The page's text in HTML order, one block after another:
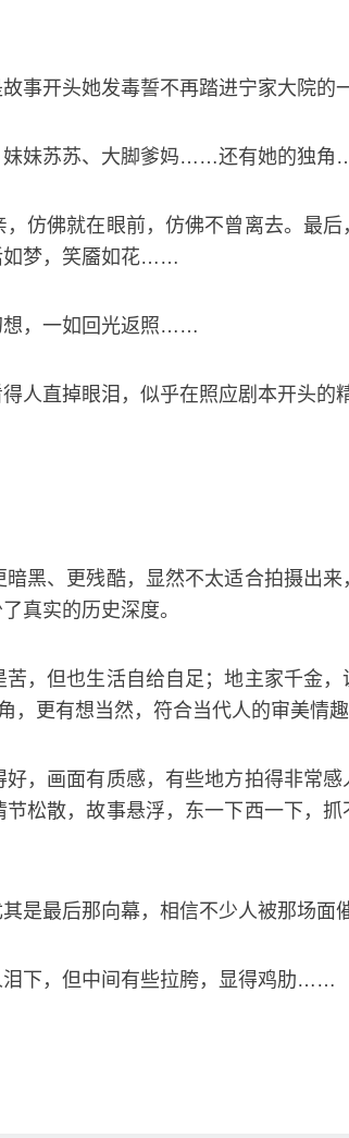
事开头她发毒誓不再踏进宁家大院的
妹妹苏苏、大脚爹妈……还有她的独
仿佛就在眼前，仿佛不曾离去。最
如梦，笑靥如花……
想，一如回光返照……
人直掉眼泪，似乎在照应剧本开头的
黑、更残酷，显然不太适合拍摄出
真实的历史深度。
，但也生活自给自足；地主家千金
更有想当然，符合当代人的审美情
，画面有质感，有些地方拍得非常
松散，故事悬浮，东一下西一下，
是最后那向幕，相信不少人被那场面
泪下，但中间有些拉胯，显得鸡肋……